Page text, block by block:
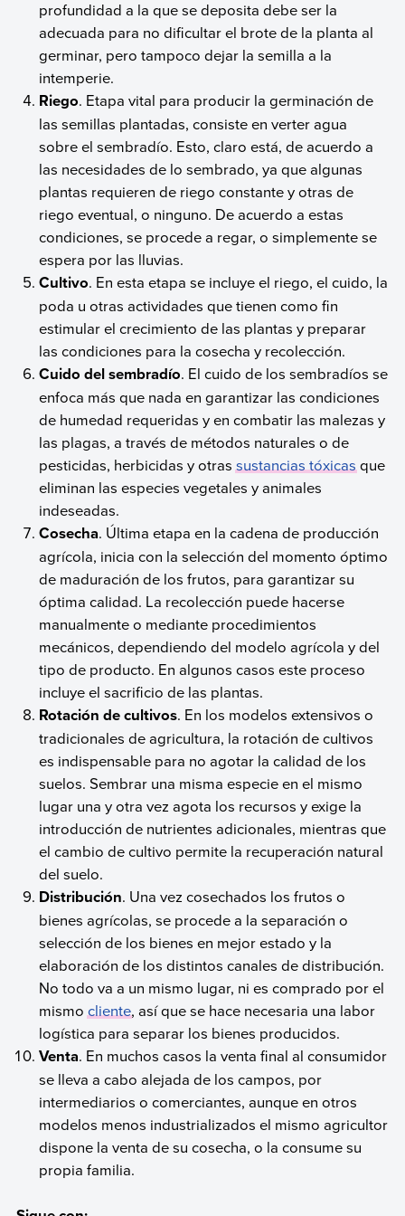
profundidad a la que se deposita debe ser la
adecuada para no dificultar el brote de la planta al
germinar, pero tampoco dejar la semilla a la
intemperie.
Riego. Etapa vital para producir la germinación de
las semillas plantadas, consiste en verter agua
sobre el sembradío. Esto, claro está, de acuerdo a
las necesidades de lo sembrado, ya que algunas
plantas requieren de riego constante y otras de
riego eventual, o ninguno. De acuerdo a estas
condiciones, se procede a regar, o simplemente se
espera por las lluvias.
Cultivo. En esta etapa se incluye el riego, el cuido, la
poda u otras actividades que tienen como fin
estimular el crecimiento de las plantas y preparar
las condiciones para la cosecha y recolección.
Cuido del sembradío. El cuido de los sembradíos se
enfoca más que nada en garantizar las condiciones
de humedad requeridas y en combatir las malezas y
las plagas, a través de métodos naturales o de
pesticidas, herbicidas y otrassustancias tóxicas que
eliminan las especies vegetales y animales
indeseadas.
Cosecha. Última etapa en la cadena de producción
agrícola, inicia con la selección del momento óptimo
de maduración de los frutos, para garantizar su
óptima calidad. La recolección puede hacerse
manualmente o mediante procedimientos
mecánicos, dependiendo del modelo agrícola y del
tipo de producto. En algunos casos este proceso
incluye el sacrificio de las plantas.
Rotación de cultivos. En los modelos extensivos o
tradicionales de agricultura, la rotación de cultivos
es indispensable para no agotar la calidad de los
suelos. Sembrar una misma especie en el mismo
lugar una y otra vez agota los recursos y exige la
introducción de nutrientes adicionales, mientras que
el cambio de cultivo permite la recuperación natural
del suelo.
Distribución. Una vez cosechados los frutos o
bienes agrícolas, se procede a la separación o
selección de los bienes en mejor estado y la
elaboración de los distintos canales de distribución.
No todo va a un mismo lugar, ni es comprado por el
mismocliente, así que se hace necesaria una labor
logística para separar los bienes producidos.
Venta. En muchos casos la venta final al consumidor
se lleva a cabo alejada de los campos, por
intermediarios o comerciantes, aunque en otros
modelos menos industrializados el mismo agricultor
dispone la venta de su cosecha, o la consume su
propia familia.